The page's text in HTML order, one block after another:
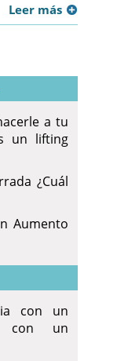
Leer más
a tu
un lifting
¿Cuál
Aumento
con un
con un